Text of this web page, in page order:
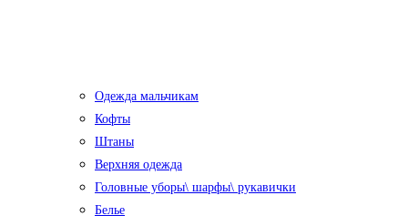
Одежда мальчикам
Кофты
Штаны
Верхняя одежда
Головные уборы\ шарфы\ рукавички
Белье